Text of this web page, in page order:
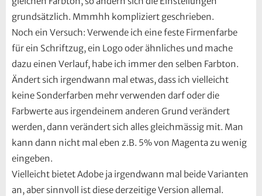
grundsätzlich. Mmmhh kompliziert geschrieben.
Noch ein Versuch: Verwende ich eine feste Firmenfarbe
für ein Schriftzug, ein Logo oder ähnliches und mache
dazu einen Verlauf, habe ich immer den selben Farbton.
Ändert sich irgendwann mal etwas, dass ich vielleicht
keine Sonderfarben mehr verwenden darf oder die
Farbwerte aus irgendeinem anderen Grund verändert
werden, dann verändert sich alles gleichmässig mit. Man
kann dann nicht mal eben z.B. 5% von Magenta zu wenig
eingeben.
Vielleicht bietet Adobe ja irgendwann mal beide Varianten
an, aber sinnvoll ist diese derzeitige Version allemal.